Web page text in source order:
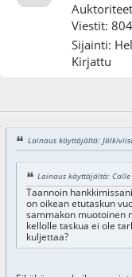
Viestit: 804
Sijainti:
Kirjattu
Lainaus käyttäjältä:
Lainaus käyttäjältä:
Taannoin
on oikean etutaskun
sammakon muotoinen
kellolle taskua ei ole
kuljettaa?